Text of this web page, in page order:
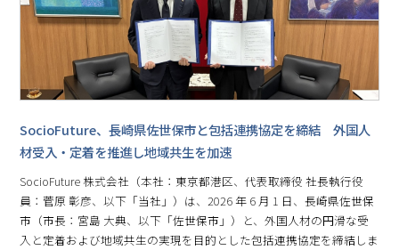
SocioFuture、長崎県佐世保市と包括連携協定を締結 外国人
材受入・定着を推進し地域共生を加速
SocioFuture 株式会社（本社：東京都港区、代表取締役 社長執行役
員：菅原 彰彦、以下「当社」）は、2026 年 6 月 1 日、長崎県佐世保
市（市長：宮島 大典、以下「佐世保市」）と、外国人材の円滑な受
入と定着および地域共生の実現を目的とした包括連携協定を締結しま